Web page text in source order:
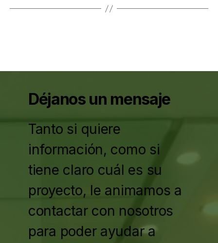
Déjanos un mensaje
Tanto si quiere
información, como si
tiene claro cuál es su
proyecto, le animamos a
contactar con nosotros
para poder ayudar a